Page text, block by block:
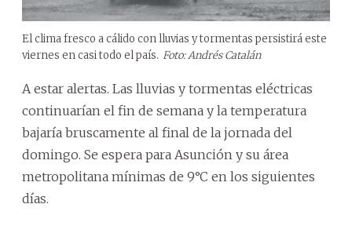
El clima fresco a cálido con lluvias y tormentas persistirá este
viernes en casi todo el país. Foto: Andrés Catalán
A estar alertas. Las lluvias y tormentas eléctricas
continuarían el fin de semana y la temperatura
bajaría bruscamente al final de la jornada del
domingo. Se espera para Asunción y su área
metropolitana mínimas de 9°C en los siguientes
días.